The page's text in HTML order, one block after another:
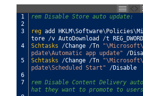
1
2
3
4
5
6
7
rem Disable Store auto update:
reg add HKLM\Software\Policies\
tore /v AutoDownload /t REG _DWORD
Schtasks
/Change /Tn
pdate\Automatic app update"
/
Schtasks
/Change /Tn
pdate\Scheduled Start"
/Disable
rem Disable Content Delivery
hat they want to promote to